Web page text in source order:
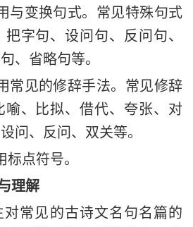
与变换句式。常见特殊句式
字句、设问句、反问句、
、省略句等。
常见的修辞手法。 常见修辞
喻、比拟、借代、夸张、对
问、反问、双关等。
标点符号。
理解
对常见的古诗文名句名篇的